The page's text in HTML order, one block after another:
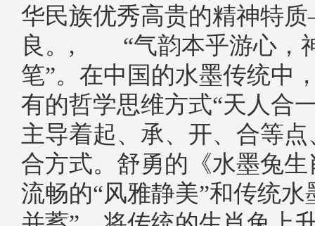
华民族优秀高贵的精神特
良。, “气韵本乎游心，
笔”。在中国的水墨传统中
有的哲学思维方式“天人合
主导着起、承、开、合等
合方式。舒勇的《水墨兔
流畅的“风雅静美”和传统水